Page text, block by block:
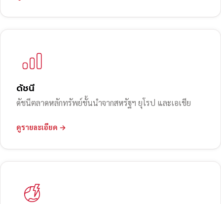
ดัชนี
ดัชนีตลาดหลักทรัพย์ชั้นนำจากสหรัฐฯ ยุโรป และเอเชีย
ดูรายละเอียด →